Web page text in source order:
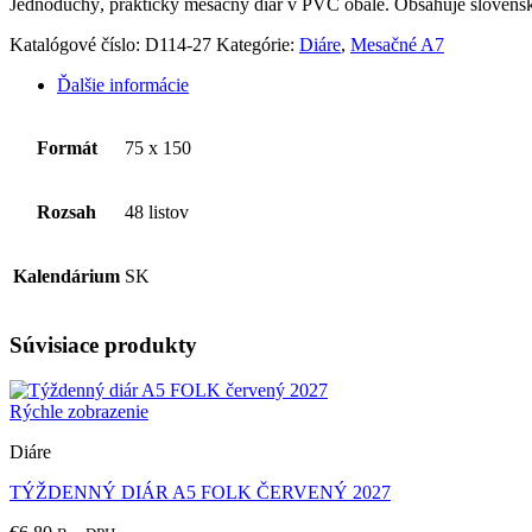
Katalógové číslo: D114-27 Kategórie: Diáre, Mesačné A7
Ďalšie informácie
Formát 75 x 150
Rozsah 48 listov
Kalendárium SK
Súvisiace produkty
Rýchle zobrazenie
Diáre
TÝŽDENNÝ DIÁR A5 FOLK ČERVENÝ 2027